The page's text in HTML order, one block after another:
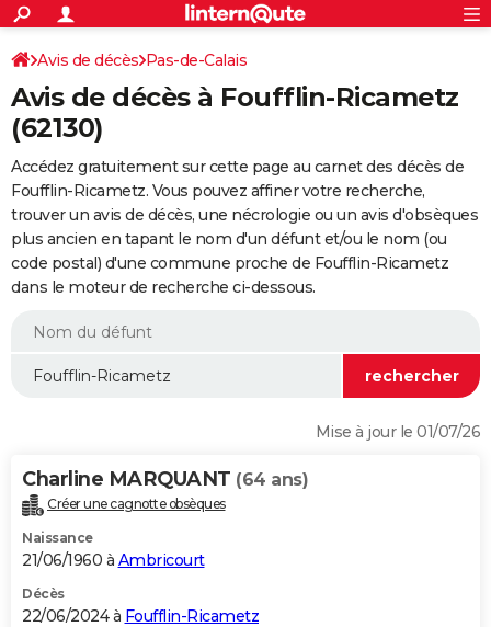
ACTUALITÉS
Politique
Société
Faits Divers
Education
Monde
Villes
+
SPORT
Coupe du monde 2026
Football
Tennis
Cyclisme
Rugby
Forum
FINANCE
Retraite
Impôts
Epargne
Immobilier
Risques naturels par ville
Banque
Assurance
Crédit
Essais
Réserver un essai
Citadines
Berlines
SUV
Forum auto
+
HIGH-TECH
Mobiles
Meilleur smartphone
Internet
Ordinateurs
Jeux vidéo
Guide high-tech
+
BRICOLAGE
Forum
Aménagement intérieur
Extérieur
Cuisine
Salle de bains
Jardinage
Rangement
WEEK-END
Guides de France
Escapades
Patrimoine
Expositions
Musées
Week-end nature
LIFESTYLE
Alimentation
Guide de la santé
Maladies
Médicaments
Sommeil
VOYAGE
Destinations
City break
Voyage nature
Voyage de noces
Forum
Climat
+PHOTO
GUIDES D'ACHAT
BONS PLANS
S'inscrire
Connexion
Avis de décès Pas-de-Calais
Avis de décès à Foufflin-Ricametz
(62130)
Accédez gratuitement sur cette page au carnet des décès de
Foufflin-Ricametz. Vous pouvez affiner votre recherche,
trouver un avis de décès, une nécrologie ou un avis d'obsèques
plus ancien en tapant le nom d'un défunt et/ou le nom (ou
code postal) d'une commune proche de Foufflin-Ricametz
dans le moteur de recherche ci-dessous.
Mise à jour le 01/07/26
Charline MARQUANT (64 ans)
Créer une cagnotte obsèques
Naissance
21/06/1960 à Ambricourt
Décès
22/06/2024 à Foufflin-Ricametz